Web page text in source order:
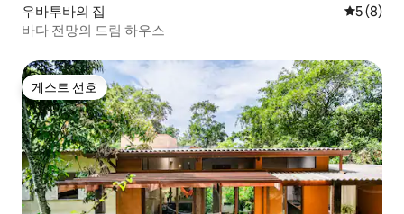
우바투바의 집 평점 5점
5 (8)
바다 전망의 드림 하우스
게스트 선호
게스트 선호